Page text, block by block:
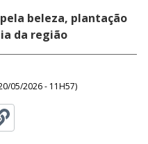
beleza, plantação
da região
05/2026 - 11H57)